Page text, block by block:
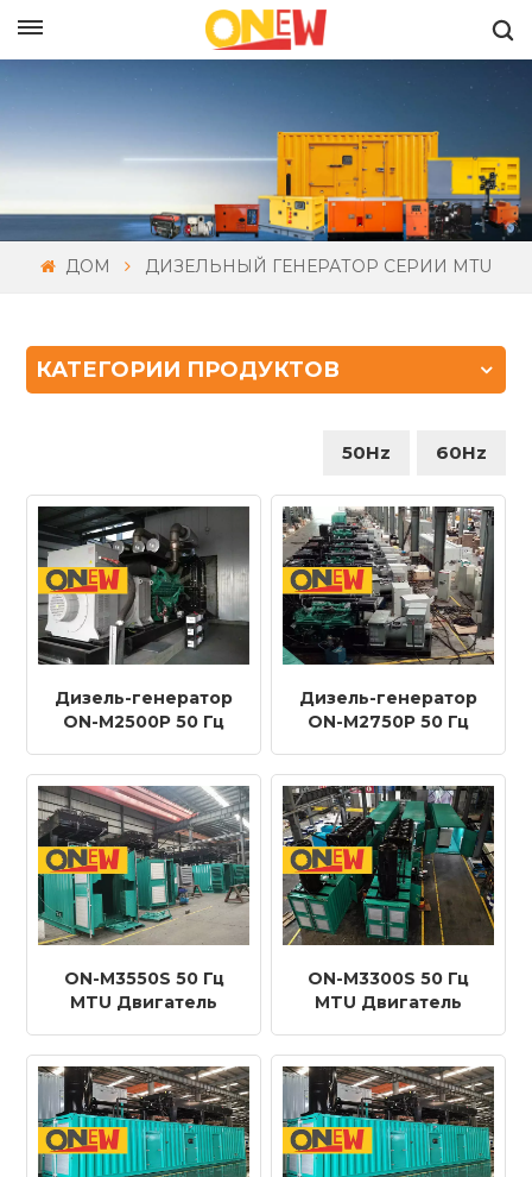
ДОМ ДИЗЕЛЬНЫЙ ГЕНЕРАТОР СЕРИИ MTU
КАТЕГОРИИ ПРОДУКТОВ
50Hz 60Hz
Дизель-генератор
ON-M2500P 50 Гц
двигателем MTU 20
В 4000 G23
Дизель-генератор
ON-M2750P 50 Гц
двигателем MTU 20
В 4000 G63
ON-M3550S 50 Гц
MTU Двигатель
Дизельный
генератор
ON-M3300S 50 Гц
MTU Двигатель
Дизельный
генератор